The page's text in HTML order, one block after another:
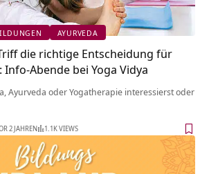
AYURVEDA
die richtige Entscheidung für
Abende bei Yoga Vidya
Ayurveda oder Yogatherapie interessierst oder
2 JAHREN 1.1K VIEWS